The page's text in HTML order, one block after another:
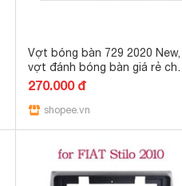
Vợt bóng bàn 729 2020 New,
vợt đánh bóng bàn giá rẻ
người chơi phong trào và
giá rẻ
270.000 đ
shopee.vn